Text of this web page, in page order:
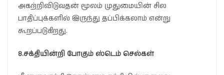
அகற்றிவிடுவதன் மூலம் முதுமையின் சில
பாதிப்புக்களில் இருந்து தப்பிக்கலாம் என்று
கூறப்படுகிறது.
8.சக்தியின்றி போகும் ஸ்டெம் செல்கள்